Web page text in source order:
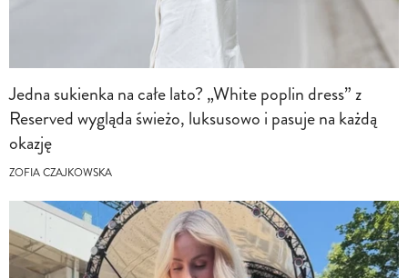
Jedna sukienka na całe lato? „White poplin dress” z
Reserved wygląda świeżo, luksusowo i pasuje na każdą
okazję
ZOFIA CZAJKOWSKA